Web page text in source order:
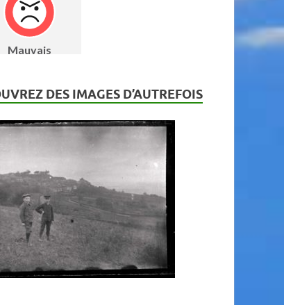
DES IMAGES D’AUTREFOIS